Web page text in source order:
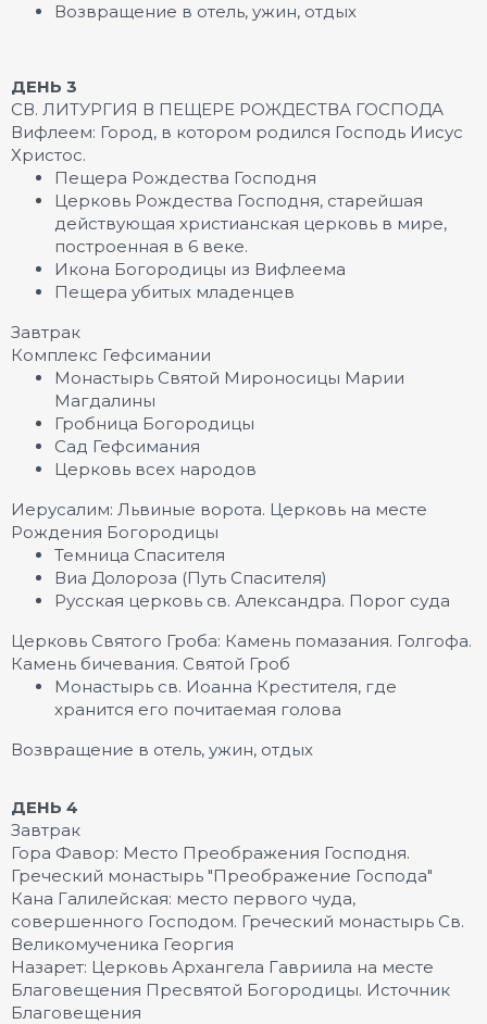
Возвращение в отель, ужин, отдых
ДЕНЬ 3
СВ. ЛИТУРГИЯ В ПЕЩЕРЕ РОЖДЕСТВА ГОСПОДА
Вифлеем: Город, в котором родился Господь Иисус
Христос.
Пещера Рождества Господня
Церковь Рождества Господня, старейшая
действующая христианская церковь в мире,
построенная в 6 веке.
Икона Богородицы из Вифлеема
Пещера убитых младенцев
Завтрак
Комплекс Гефсимании
Монастырь Святой Мироносицы Марии
Магдалины
Гробница Богородицы
Сад Гефсимания
Церковь всех народов
Иерусалим: Львиные ворота. Церковь на месте
Рождения Богородицы
Темница Спасителя
Виа Долороза (Путь Спасителя)
Русская церковь св. Александра. Порог суда
Церковь Святого Гроба: Камень помазания. Голгофа.
Камень бичевания. Святой Гроб
Монастырь св. Иоанна Крестителя, где
хранится его почитаемая голова
Возвращение в отель, ужин, отдых
ДЕНЬ 4
Завтрак
Гора Фавор: Место Преображения Господня.
Греческий монастырь "Преображение Господа"
Кана Галилейская: место первого чуда,
совершенного Господом. Греческий монастырь Св.
Великомученика Георгия
Назарет: Церковь Архангела Гавриила на месте
Благовещения Пресвятой Богородицы. Источник
Благовещения